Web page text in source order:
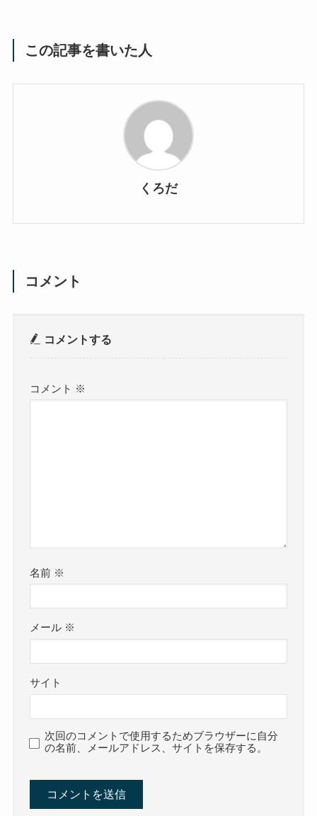
この記事を書いた人
くろだ
コメント
コメントする
コメント ※
名前 ※
メール ※
サイト
次回のコメントで使用するためブラウザーに自分
の名前、メールアドレス、サイトを保存する。